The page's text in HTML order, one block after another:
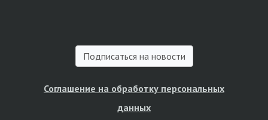
Подписаться на новости
Соглашение на обработку персональных
данных